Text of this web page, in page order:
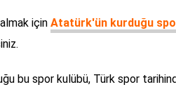
için Atatürk'ün kurduğu
bu spor kulübü, Türk spor